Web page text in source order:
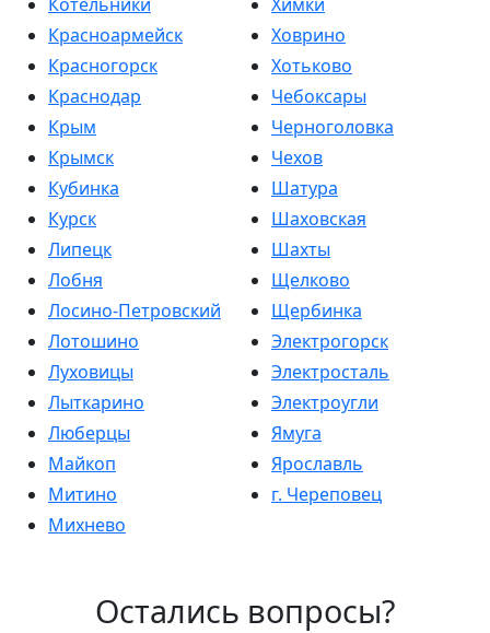
Красноармейск
Красногорск
Краснодар
Крым
Крымск
Кубинка
Курск
Липецк
Лобня
Лосино-Петровский
Лотошино
Луховицы
Лыткарино
Люберцы
Майкоп
Митино
Михнево
Ховрино
Хотьково
Чебоксары
Черноголовка
Чехов
Шатура
Шаховская
Шахты
Щелково
Щербинка
Электрогорск
Электросталь
Электроугли
Ямуга
Ярославль
г. Череповец
Остались вопросы?